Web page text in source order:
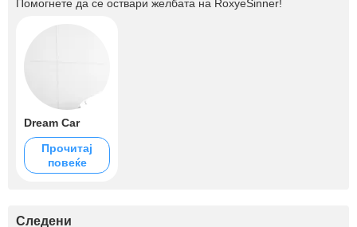
Помогнете да се оствари желбата на RoxyeSinner!
Dream Car
Прочитај
повеќе
Следени